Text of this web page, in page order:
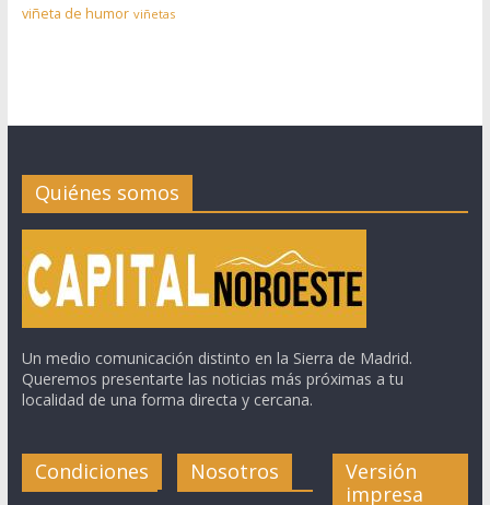
viñeta de humor viñetas
Quiénes somos
Un medio comunicación distinto en la Sierra de Madrid.
Queremos presentarte las noticias más próximas a tu
localidad de una forma directa y cercana.
Condiciones Nosotros
Versión
impresa